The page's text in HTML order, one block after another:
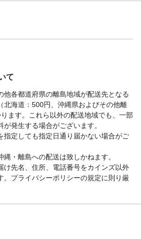
て
他各都道府県の離島地域が配送先となる
北海道：500円、沖縄県およびその他離
ます。これら以外の配送地域でも、一部
発生する場合がございます。
指定しても指定日通り届かない場合がご
・離島への配送は致しかねます。
け先名、住所、電話番号をカインズ以外
。プライバシーポリシーの規定に則り厳